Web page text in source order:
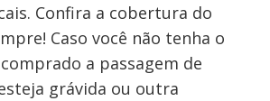
Confira a cobertura do
Caso você não tenha o
a passagem de
grávida ou outra